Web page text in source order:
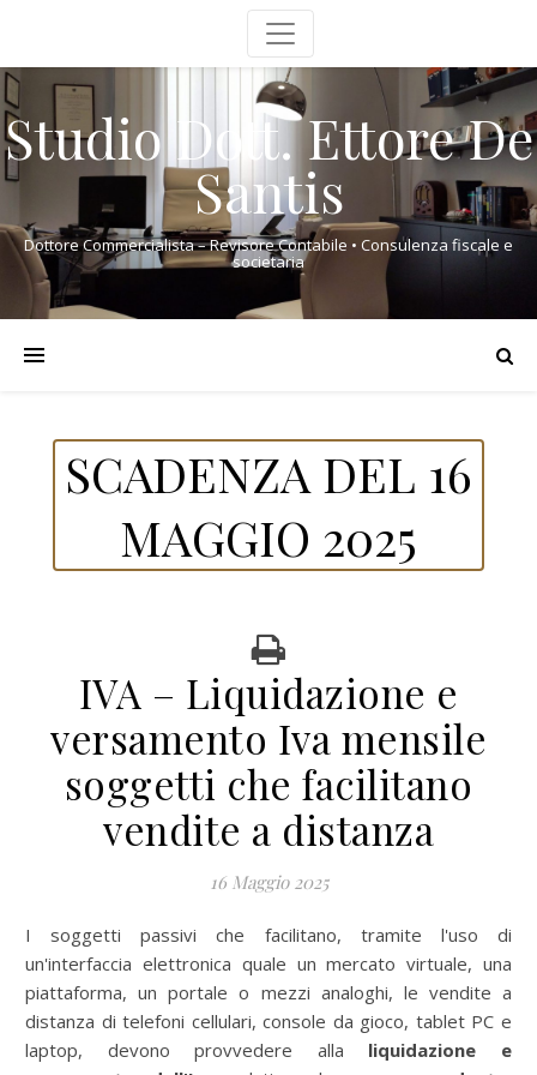
Studio Dott. Ettore De
Santis
Dottore Commercialista – Revisore Contabile • Consulenza fiscale e
societaria
SCADENZA DEL 16
MAGGIO 2025
IVA – Liquidazione e
versamento Iva mensile
soggetti che facilitano
vendite a distanza
16 Maggio 2025
I soggetti passivi che facilitano, tramite l'uso di
un'interfaccia elettronica quale un mercato virtuale, una
piattaforma, un portale o mezzi analoghi, le vendite a
distanza di telefoni cellulari, console da gioco, tablet PC e
laptop, devono provvedere alla liquidazione e